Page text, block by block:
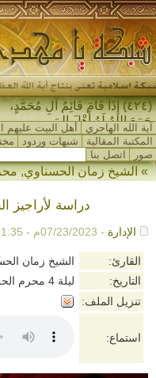
(٤٢٤) إِذَا قَامَ قَائِمُ آلِ مُحَمَّدٍ،
جَمَعَ اللهُ لَهُ أَهْلَ المَشْرِ-
آية الله الهاجري أهل البيت عليهم
المكتبة المقالية
شبهات وردود
صور
اتصل بنا
»الشيخ زمان الحسناوي,
دراسة لأراجيز الطف 4 ||
الإدارة - 07/23/2023م - 1:35 ص
القارئ:
الشيخ زمان
التاريخ:
ليلة 4 محرم الحرام 1445 هـ
تنزيل الملف:
استماع: